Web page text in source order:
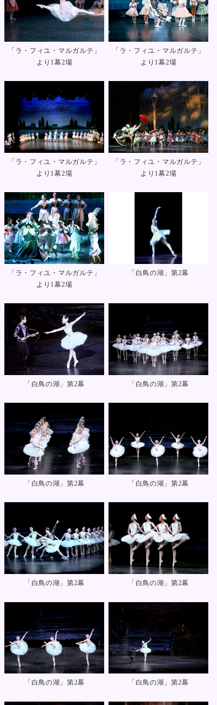
「ラ・フィユ・マルガルテ」
より1幕2場
「ラ・フィユ・マルガルテ」
より1幕2場
「ラ・フィユ・マルガルテ」
より1幕2場
「ラ・フィユ・マルガルテ」
より1幕2場
「ラ・フィユ・マルガルテ」
より1幕2場
「白鳥の湖」第2幕
「白鳥の湖」第2幕 「白鳥の湖」第2幕
「白鳥の湖」第2幕 「白鳥の湖」第2幕
「白鳥の湖」第2幕 「白鳥の湖」第2幕
「白鳥の湖」第2幕 「白鳥の湖」第2幕